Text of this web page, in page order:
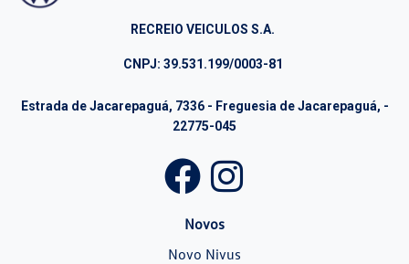
RECREIO VEICULOS S.A.
CNPJ: 39.531.199/0003-81
Estrada de Jacarepaguá, 7336 - Freguesia de Jacarepaguá, -
22775-045
Novos
Novo Nivus